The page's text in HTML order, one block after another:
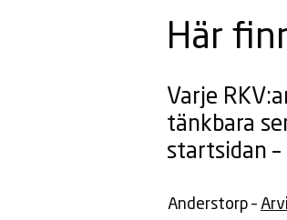
Här
Varje
tänkbara
startsidan
Anderstorp –